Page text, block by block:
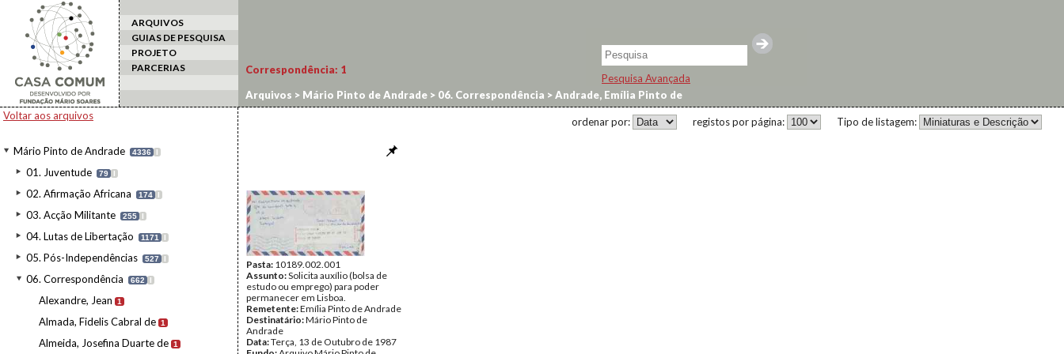
ARQUIVOS
GUIAS DE PESQUISA
PROJETO
PARCERIAS
Pesquisa Avançada
Voltar aos arquivos
Mário Pinto de Andrade 4336 I
01. Juventude 79 I
02. Afirmação Africana 174 I
03. Acção Militante 255 I
04. Lutas de Libertação 1171 I
05. Pós-Independências 527 I
06. Correspondência 662 I
Alexandre, Jean 1
Almada, Fidelis Cabral de 1
Almeida, Josefina Duarte de 1
Correspondência: 1
Arquivos > Mário Pinto de Andrade > 06. Correspondência >Andrade, Emília Pinto de
Tipo de listagem:
registos por página:
ordenar por:
Pasta: 10189.002.001
Assunto:Solicita auxílio (bolsa de
estudo ou emprego) para poder
permanecer em Lisboa.
Remetente:Emília Pinto de Andrade
Destinatário:Mário Pinto de
Andrade
Data:Terça, 13 de Outubro de 1987